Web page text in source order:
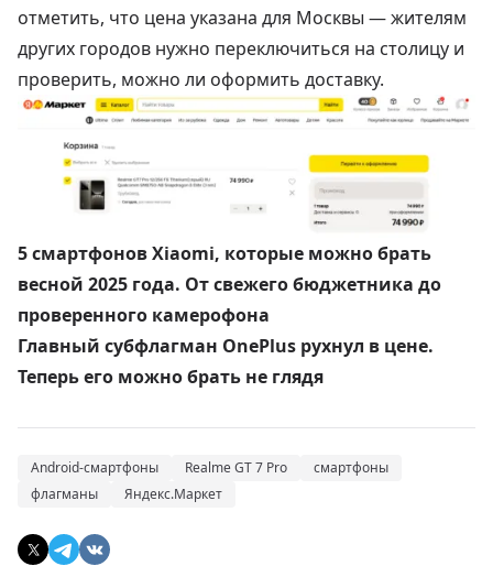
отметить, что цена указана для Москвы — жителям
других городов нужно переключиться на столицу и
проверить, можно ли оформить доставку.
5 смартфонов Xiaomi, которые можно брать
весной 2025 года. От свежего бюджетника до
проверенного камерофона
Главный субфлагман OnePlus рухнул в цене.
Теперь его можно брать не глядя
Android-смартфоны Realme GT 7 Pro
смартфоны
флагманы
Яндекс.Маркет